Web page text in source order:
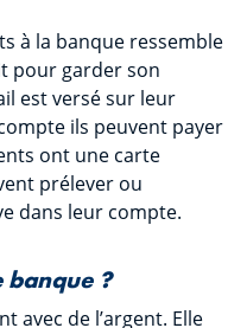
à la banque ressemble
pour garder son
est versé sur leur
ils peuvent payer
ont une carte
prélever ou
dans leur compte.
banque ?
avec de l’argent. Elle